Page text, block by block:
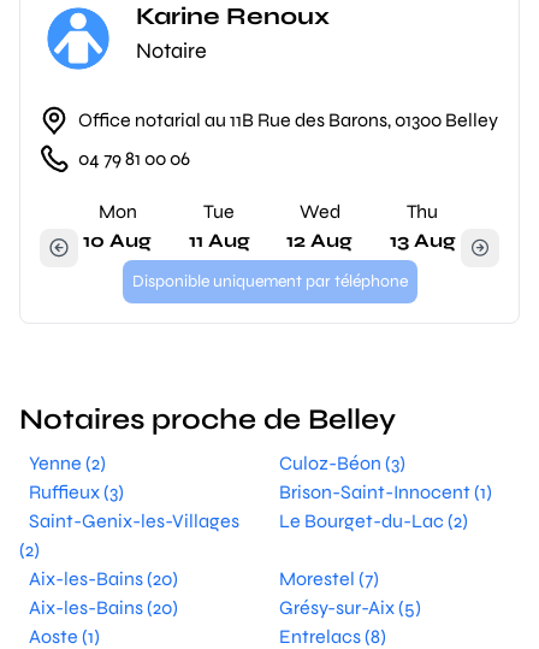
Karine Renoux
Notaire
Office notarial au 11B Rue des Barons, 01300 Belley
04 79 81 00 06
Mon
10 Aug
Tue
11 Aug
Wed
12 Aug
Thu
13 Aug
Disponible uniquement par téléphone
Notaires proche de Belley
Yenne (2)
Culoz-Béon (3)
Ruffieux (3)
Brison-Saint-Innocent (1)
Saint-Genix-les-Villages
(2)
Le Bourget-du-Lac (2)
Aix-les-Bains (20)
Morestel (7)
Aix-les-Bains (20)
Grésy-sur-Aix (5)
Aoste (1)
Entrelacs (8)